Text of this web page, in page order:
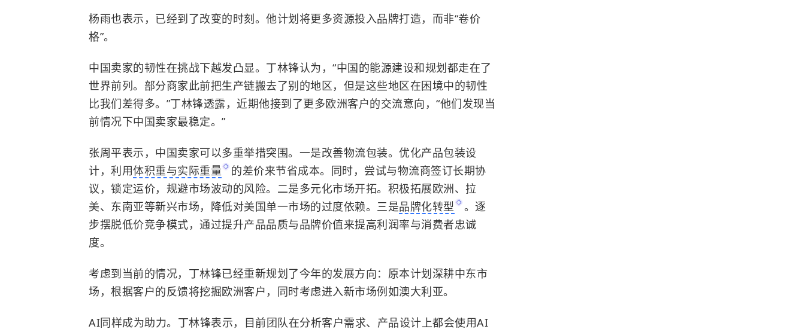
杨雨也表示，已经到了改变的时刻。他计划将更多资源投入品牌打造，而非“卷价
格”。
中国卖家的韧性在挑战下越发凸显。丁林锋认为，“中国的能源建设和规划都走在了
世界前列。部分商家此前把生产链搬去了别的地区，但是这些地区在困境中的韧性
比我们差得多。”丁林锋透露，近期他接到了更多欧洲客户的交流意向，“他们发现当
前情况下中国卖家最稳定。”
张周平表示，中国卖家可以多重举措突围。一是改善物流包装。优化产品包装设
计，利用体积重与实际重量
的差价来节省成本。同时，尝试与物流商签订长期协
议，锁定运价，规避市场波动的风险。二是多元化市场开拓。积极拓展欧洲、拉
美、东南亚等新兴市场，降低对美国单一市场的过度依赖。三是品牌化转型
。逐
步摆脱低价竞争模式，通过提升产品品质与品牌价值来提高利润率与消费者忠诚
度。
考虑到当前的情况，丁林锋已经重新规划了今年的发展方向：原本计划深耕中东市
场，根据客户的反馈将挖掘欧洲客户，同时考虑进入新市场例如澳大利亚。
AI同样成为助力。丁林锋表示，目前团队在分析客户需求、产品设计上都会使用AI